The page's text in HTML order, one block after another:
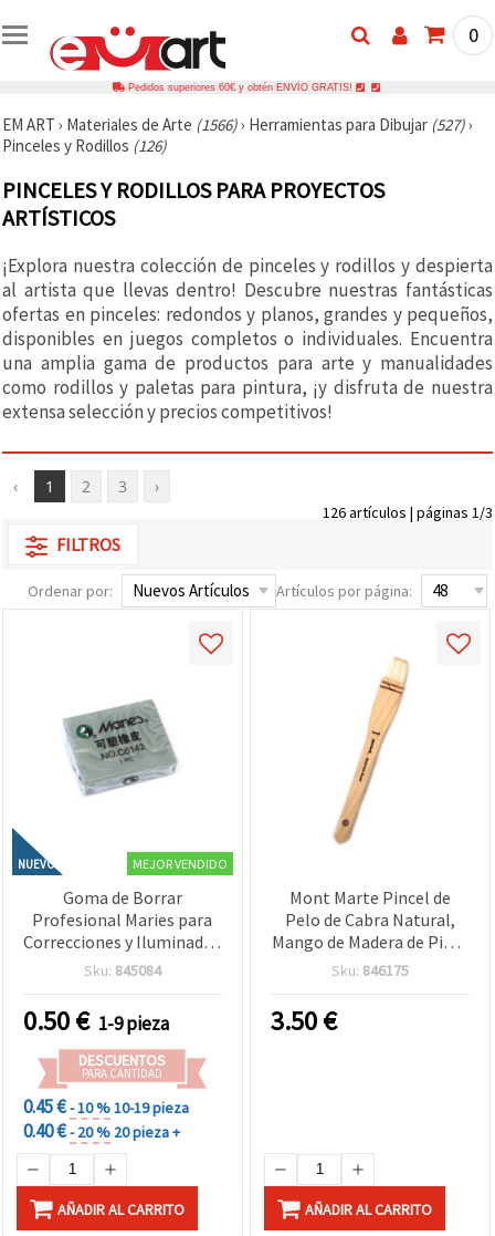
0
Pedidos superiores 60€ y obtén ENVÍO GRATIS!
EM ART › Materiales de Arte (1566)› Herramientas para Dibujar (527)›
Pinceles y Rodillos (126)
PINCELES Y RODILLOS PARA PROYECTOS
ARTÍSTICOS
¡Explora nuestra colección de pinceles y rodillos y despierta
al artista que llevas dentro! Descubre nuestras fantásticas
ofertas en pinceles: redondos y planos, grandes y pequeños,
disponibles en juegos completos o individuales. Encuentra
una amplia gama de productos para arte y manualidades
como rodillos y paletas para pintura, ¡y disfruta de nuestra
extensa selección y precios competitivos!
‹ 1 2 3 ›
126 artículos | páginas 1/3
FILTROS
Ordenar por: Artículos por página:
NUEVO MEJOR VENDIDO
Goma de Borrar
Profesional Maries para
Correcciones y Iluminados
– Herramienta Suave y
Dibujo, Bocetos y
Carboncillo
Sku: 845084
0.50€ 1-9 pieza
DESCUENTOS
PARA CANTIDAD
0.45 €- 10 %10-19 pieza
0.40 €- 20 % 20 pieza +
AÑADIR AL CARRITO
Mont Marte Pincel de
Pelo de Cabra Natural,
Mango de Madera de Pino,
25 mm
Sku: 846175
3.50€
AÑADIR AL CARRITO